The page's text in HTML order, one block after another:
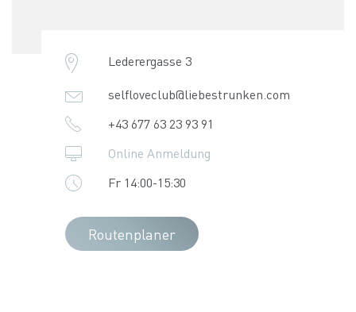
Lederergasse 3
selfloveclub@liebestrunken.com
+43 677 63 23 93 91
Online Anmeldung
Fr 14:00-15:30
Routenplaner